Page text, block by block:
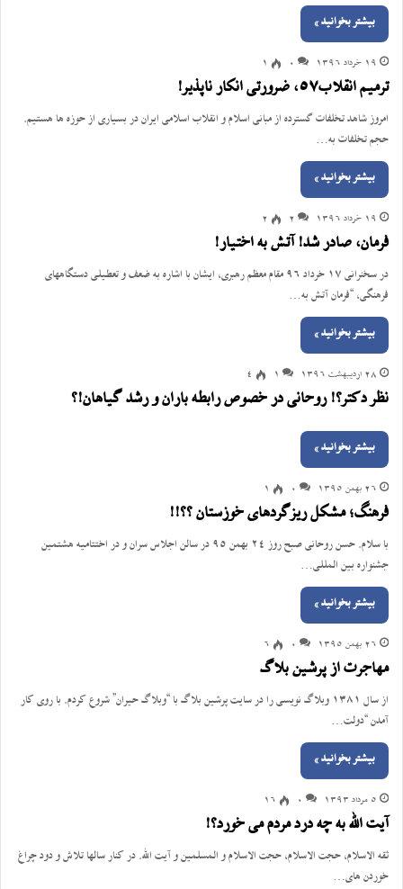
بیشتر بخوانید »
19 خرداد 1396 0
1
ترمیم انقلاب57، ضرورتی انکار ناپذیر!
امروز شاهد تخلفات گسترده از مبانی اسلام و انقلاب اسلامی ایران در بسیاری از حوزه ها هستیم.
حجم تخلفات به…
بیشتر بخوانید »
19 خرداد 1396 2
2
فرمان، صادر شد! آتش به اختیار!
در سخنرانی 17 خرداد 96 مقام معظم رهبری، ایشان با اشاره به ضعف و تعطیلی دستگاههای
فرهنگی، “فرمان آتش به…
بیشتر بخوانید »
28 اردیبهشت 1396 1
4
نظر دکتر؟! روحانی در خصوص رابطه باران و رشد گیاهان!؟
بیشتر بخوانید »
26 بهمن 1395 0
1
فرهنگ؛ مشکل ریزگردهای خوزستان ؟؟!!
با سلام. حسن روحانی صبح روز 24 بهمن 95 در سالن اجلاس سران و در اختتامیه هشتمین
جشنواره بین المللی…
بیشتر بخوانید »
26 بهمن 1395 0
6
مهاجرت از پرشین بلاگ
از سال 1381 وبلاگ نویسی را در سایت پرشین بلاگ با “وبلاگ حیران” شروع کردم. با روی کار
آمدن “دولت…
بیشتر بخوانید »
5 مرداد 1393 0
16
آیت الله به چه درد مردم می خورد؟!
ثقه الاسلام، حجت الاسلام، حجت الاسلام و المسلمین و آیت الله. در کنار سالها تلاش و دود چراغ
خوردن های…